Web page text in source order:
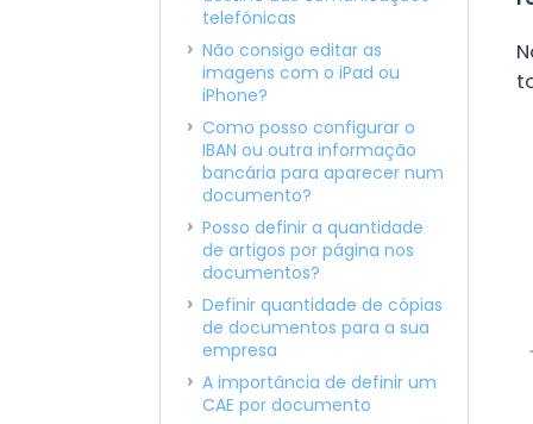
telefónicas
Não consigo editar as
imagens com o iPad ou
iPhone?
Como posso configurar o
IBAN ou outra informação
bancária para aparecer num
documento?
Posso definir a quantidade
de artigos por página nos
documentos?
Definir quantidade de cópias
de documentos para a sua
empresa
A importância de definir um
CAE por documento